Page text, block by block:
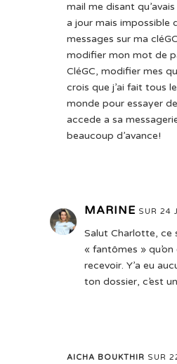
mail me disant
a jour mais impossible
messages sur ma
modifier mon mot de
CléGC, modifier mes
crois que j’ai fait tous
monde pour essayer
accede a sa
beaucoup d’avance!
MARINE SUR 24
Salut Charlotte, ce
« fantômes »
recevoir. Y’a eu
ton dossier, c’est
AICHA BOUKTHIR SUR